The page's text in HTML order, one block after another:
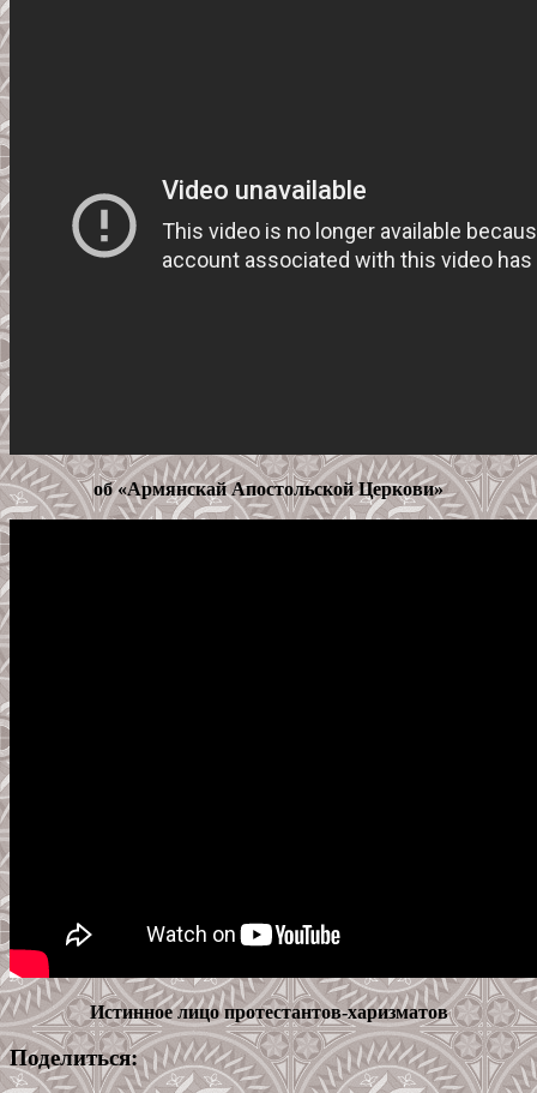
об «Армянскай Апостольской Церкови»
Истинное лицо протестантов-харизматов
Поделиться: